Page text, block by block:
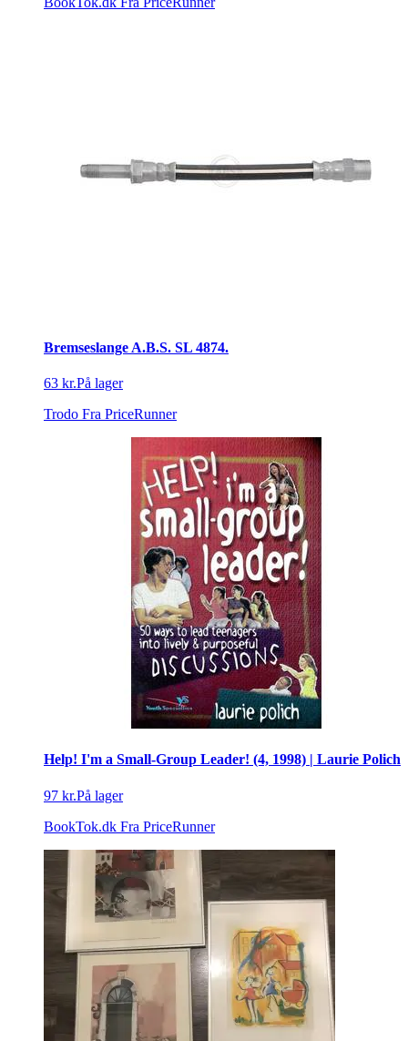
Bremseslange A.B.S. SL 4874.
63 kr.På lager
Trodo Fra PriceRunner
Help! I'm a Small-Group Leader! (4, 1998) | Laurie Polich
97 kr.På lager
BookTok.dk Fra PriceRunner